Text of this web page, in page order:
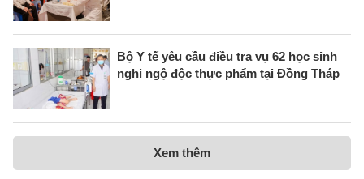
Bộ Y tế yêu cầu điều tra vụ 62 học sinh
nghi ngộ độc thực phẩm tại Đồng Tháp
Xem thêm